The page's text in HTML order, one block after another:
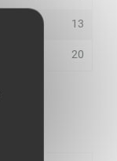
13
20